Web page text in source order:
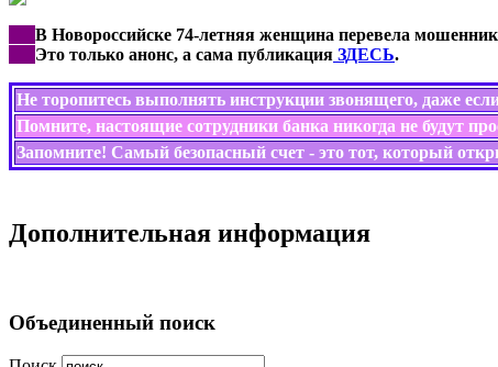
В Новороссийске 74-летняя женщина перевела
Это только анонс, а сама публикация ЗДЕСЬ.
Не торопитесь выполнять инструкции звонящего, даже
Помните, настоящие сотрудники банка никогда не будут
Запомните! Самый безопасный счет - это тот, который
Дополнительная информация
Объединенный поиск